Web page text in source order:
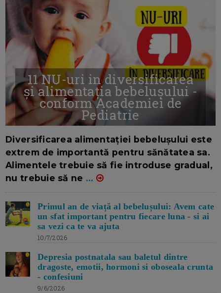
11 NU-uri in diversificarea
și alimentația bebelușului -
conform Academiei de
Pediatrie
Diversificarea alimentației bebelușului este
extrem de importantă pentru sănătatea sa.
Alimentele trebuie să fie introduse gradual,
nu trebuie să ne ...
Primul an de viață al bebelușului: Avem cate
un sfat important pentru fiecare luna - si ai
sa vezi ca te va ajuta
10/7/2026
Depresia postnatala sau baletul dintre
dragoste, emotii, hormoni si oboseala crunta
- confesiuni
9/6/2026